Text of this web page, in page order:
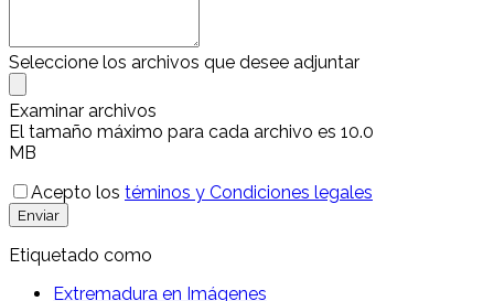
Seleccione los archivos que desee adjuntar
Examinar archivos
El tamaño máximo para cada archivo es 10.0
MB
Acepto los téminos y Condiciones legales
Enviar
Etiquetado como
Extremadura en Imágenes